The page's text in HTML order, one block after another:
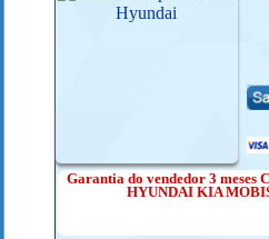
Garantia do vendedor 3 meses
HYUNDAI KIA